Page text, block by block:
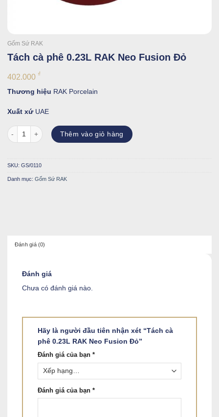
Gốm Sứ RAK
Tách cà phê 0.23L RAK Neo Fusion Đỏ
402.000 ₫
Thương hiệu RAK Porcelain
Xuất xứUAE
Tách cà phê 0.23L RAK Neo Fusion Đỏ số lượng
Thêm vào giỏ hàng
SKU: GS/0110
Danh mục: Gốm Sứ RAK
Đánh giá (0)
Đánh giá
Chưa có đánh giá nào.
Hãy là người đầu tiên nhận xét “Tách cà
phê 0.23L RAK Neo Fusion Đỏ”
Đánh giá của bạn *
Đánh giá của bạn *